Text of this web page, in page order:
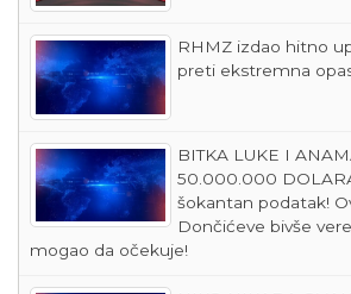
RHMZ izdao hitno upozorenje: Danas
preti ekstremna
BITKA LUKE I ANAMARIJE ZA
50.000.000
šokantan podatak!
Dončićeve bivše
mogao da očekuje!